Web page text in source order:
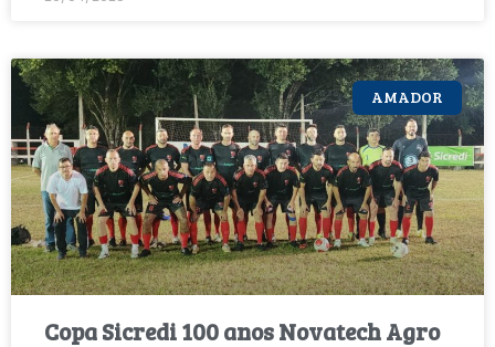
AMADOR
Copa Sicredi 100 anos Novatech Agro